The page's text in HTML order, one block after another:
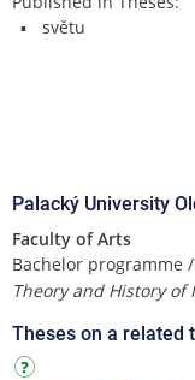
světu
Palacký University
Faculty of Arts
Bachelor programme
Theory and History of
Theses on a related